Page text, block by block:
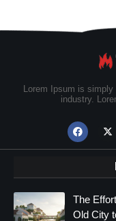
Lorem Ipsum is
industry.
The
Old City